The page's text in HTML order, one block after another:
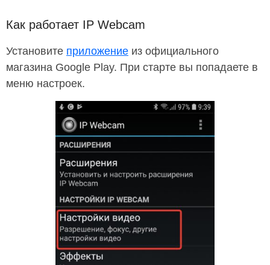
Как работает IP Webcam
Установите приложение из официального
магазина Google Play. При старте вы попадаете в
меню настроек.